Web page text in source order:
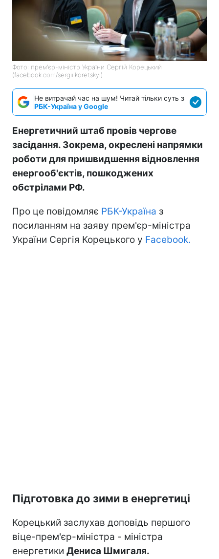
Фото: прем'єр-міністр України Сергій Корецький
(facebook.com/sergii.koretskyi)
Не витрачай час на шум! Читай тільки суть з
РБК-Україна у Google
Енергетичний штаб провів чергове
засідання. Зокрема, окреслені напрямки
роботи для пришвидшення відновлення
енергооб'єктів, пошкоджених
обстрілами РФ.
Про це повідомляє РБК-Україна з
посиланням на заяву прем'єр-міністра
України Сергія Корецького у Facebook.
Підготовка до зими в енергетиці
Корецький заслухав доповідь першого
віце-прем'єр-міністра - міністра
енергетики Дениса Шмигаля.